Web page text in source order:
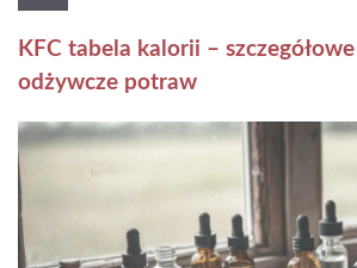
KFC tabela kalorii –
odżywcze potraw